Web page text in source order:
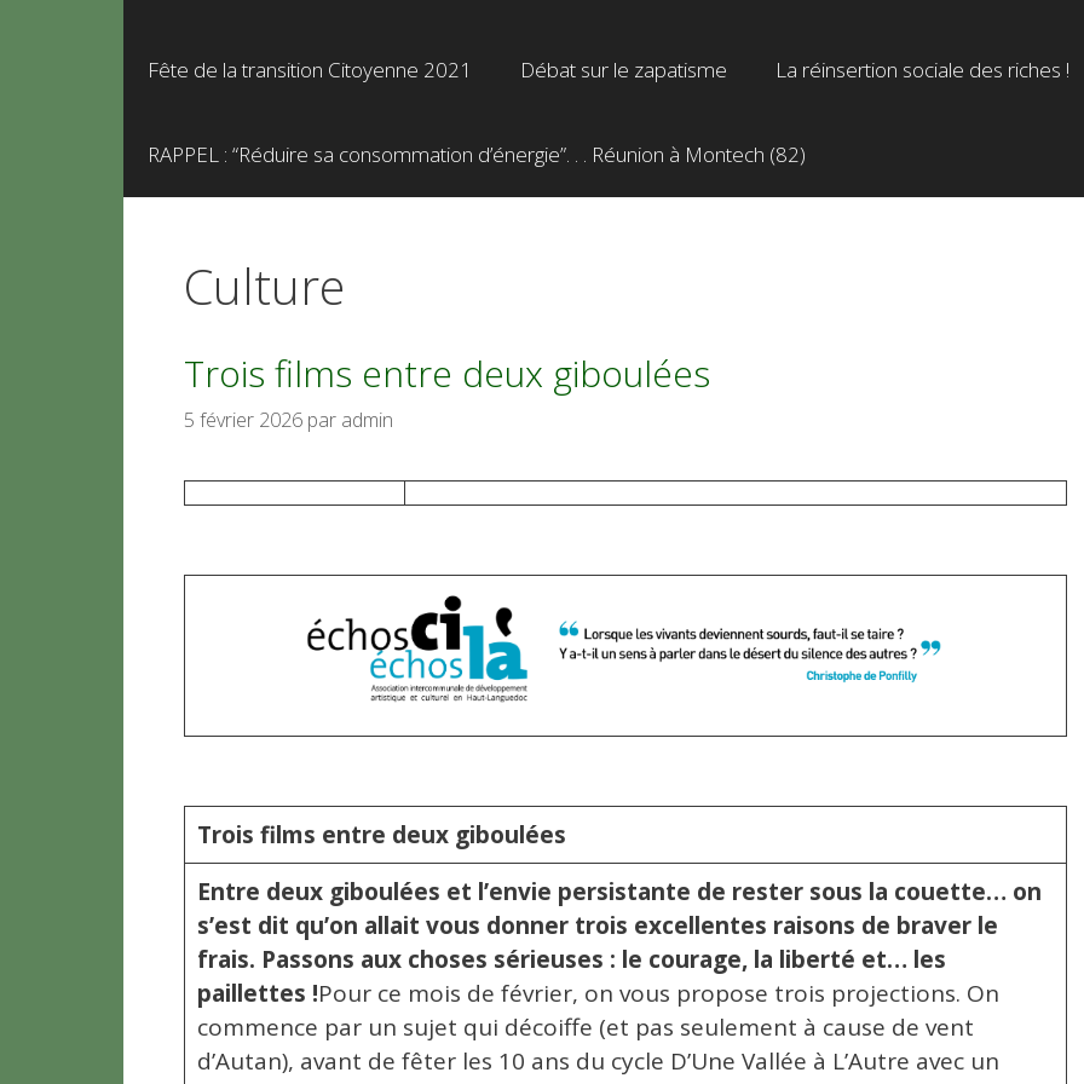
Fête de la transition Citoyenne 2021 Débat sur le zapatisme La réinsertion sociale des riches !
RAPPEL : “Réduire sa consommation d’énergie”. . . Réunion à Montech (82)
Culture
Trois films entre deux giboulées
5 février 2026 par admin
Trois films entre deux giboulées
Entre deux giboulées et l’envie persistante de rester sous la couette… on
s’est dit qu’on allait vous donner trois excellentes raisons de braver le
frais. Passons aux choses sérieuses : le courage, la liberté et… les
paillettes !Pour ce mois de février, on vous propose trois projections. On
commence par un sujet qui décoiffe (et pas seulement à cause de vent
d’Autan), avant de fêter les 10 ans du cycle D’Une Vallée à L’Autre avec un